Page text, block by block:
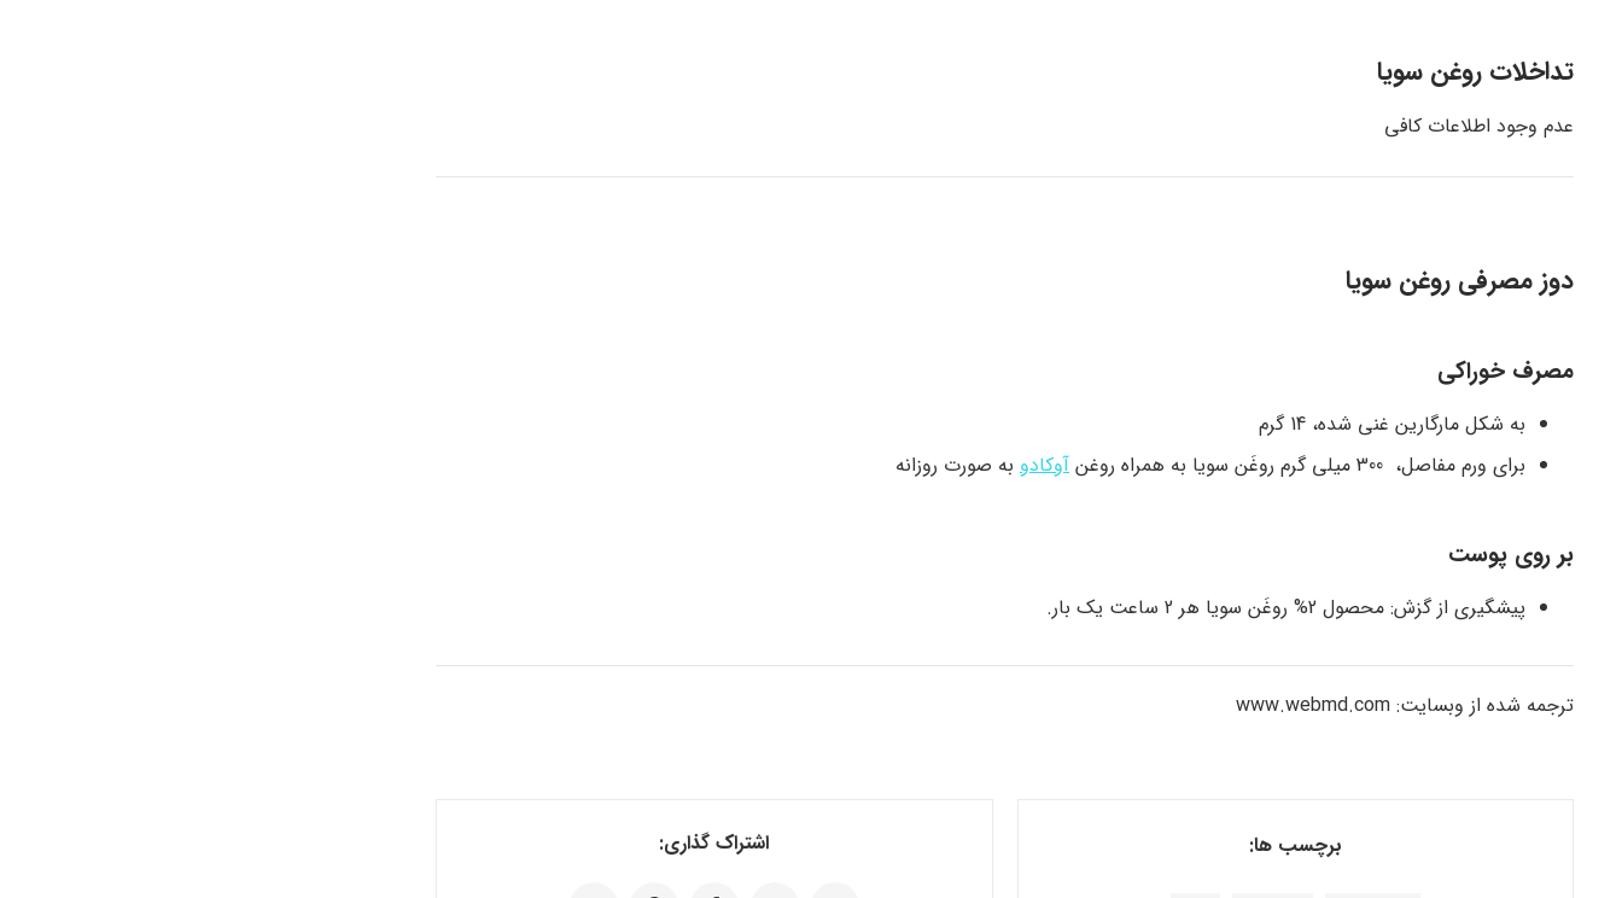
تداخلات روغن سویا
عدم وجود اطلاعات کافی
دوز مصرفی روغن سویا
مصرف خوراکی
به شکل مارگارین غنی شده، 14 گرم
برای ورم مفاصل، 300 میلی گرم روغَن سویا به همراه روغن
آوکادو به صورت روزانه
بر روی پوست
پیشگیری از گزش: محصول 2% روغَن سویا هر 2 ساعت یک بار.
ترجمه شده از وبسایت: www.webmd.com
برچسب ها: اشتراک گذاری: